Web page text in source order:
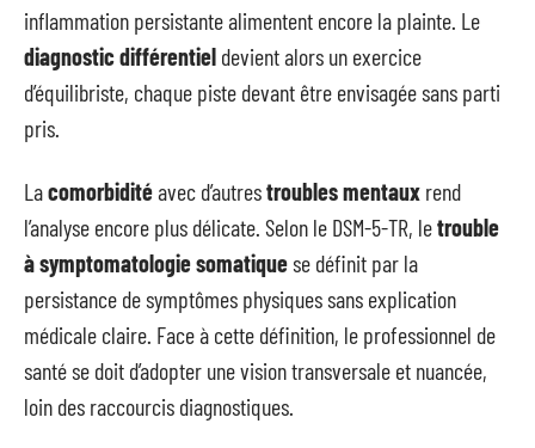
inflammation persistante alimentent encore la plainte. Le
diagnostic différentiel devient alors un exercice
d’équilibriste, chaque piste devant être envisagée sans parti
pris.
Lacomorbiditéavec d’autrestroubles mentaux rend
l’analyse encore plus délicate. Selon le DSM-5-TR, letrouble
à symptomatologie somatiquese définit par la
persistance de symptômes physiques sans explication
médicale claire. Face à cette définition, le professionnel de
santé se doit d’adopter une vision transversale et nuancée,
loin des raccourcis diagnostiques.